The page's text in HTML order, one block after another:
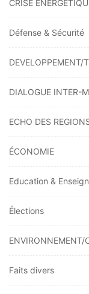
CRISE
Défense & Sécurité
DEVELOPPEMENT/
DIALOGUE INTER-
ECHO DES
ÉCONOMIE
Education &
Élections
ENVIRONNEMENT/
Faits divers